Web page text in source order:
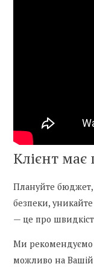
Клієнт має
Плануйте
безпеки,
— це про
Ми рекомендуємо
можливо на Вашій